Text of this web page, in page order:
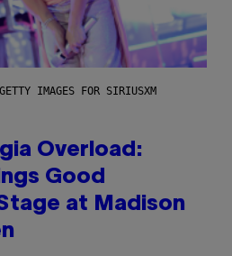
IMAGES FOR SIRIUSXM
Overload:
Good
at Madison